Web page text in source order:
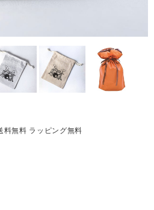
無料 ラッピング無料